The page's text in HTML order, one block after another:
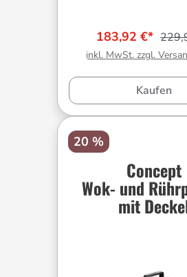
183,92 €*
inkl. MwSt. zzgl.
Kaufen
20 %
Concept
Wok- und
mit